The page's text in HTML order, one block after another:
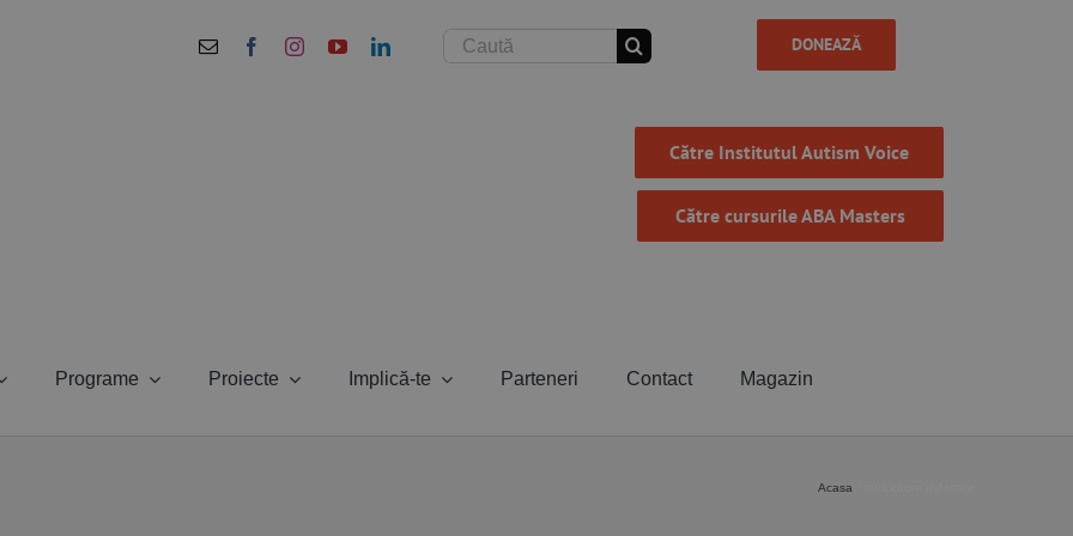
Cautare... DONEAZĂ
Către Institutul Autism Voice
Către cursurile ABA Masters
Programe Proiecte Implică-te Parteneri Contact Magazin
Acasa